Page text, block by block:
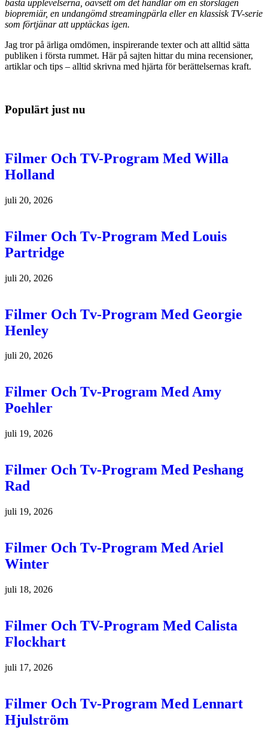
bästa upplevelserna, oavsett om det handlar om en storslagen
biopremiär, en undangömd streamingpärla eller en klassisk TV-serie
som förtjänar att upptäckas igen.
Jag tror på ärliga omdömen, inspirerande texter och att alltid sätta
publiken i första rummet. Här på sajten hittar du mina recensioner,
artiklar och tips – alltid skrivna med hjärta för berättelsernas kraft.
Populärt just nu
Filmer Och TV-Program Med Willa
Holland
juli 20, 2026
Filmer Och Tv-Program Med Louis
Partridge
juli 20, 2026
Filmer Och Tv-Program Med Georgie
Henley
juli 20, 2026
Filmer Och Tv-Program Med Amy
Poehler
juli 19, 2026
Filmer Och Tv-Program Med Peshang
Rad
juli 19, 2026
Filmer Och Tv-Program Med Ariel
Winter
juli 18, 2026
Filmer Och TV-Program Med Calista
Flockhart
juli 17, 2026
Filmer Och Tv-Program Med Lennart
Hjulström